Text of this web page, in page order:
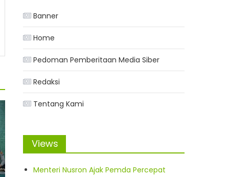
Banner
Home
Pedoman Pemberitaan Media Siber
Redaksi
Tentang Kami
Views
Menteri Nusron Ajak Pemda Percepat